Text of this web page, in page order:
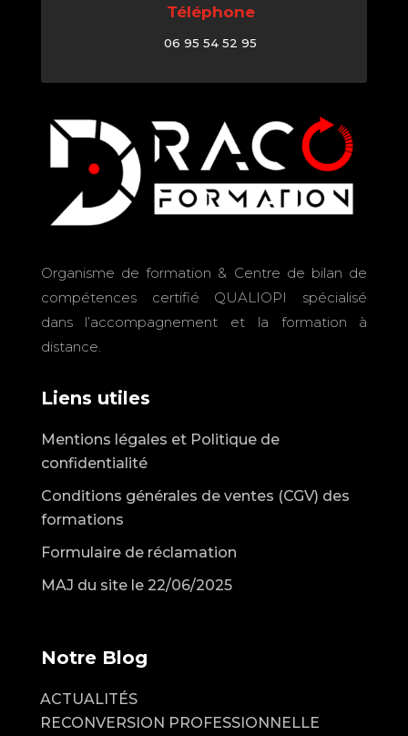
Téléphone
06 95 54 52 95
Organisme de formation & Centre de bilan de
compétences certifié QUALIOPI spécialisé
dans l’accompagnement et la formation à
distance.
Liens utiles
Mentions légales et Politique de
confidentialité
Conditions générales de ventes (CGV) des
formations
Formulaire de réclamation
MAJ du site le 22/06/2025
Notre Blog
ACTUALITÉS
RECONVERSION PROFESSIONNELLE